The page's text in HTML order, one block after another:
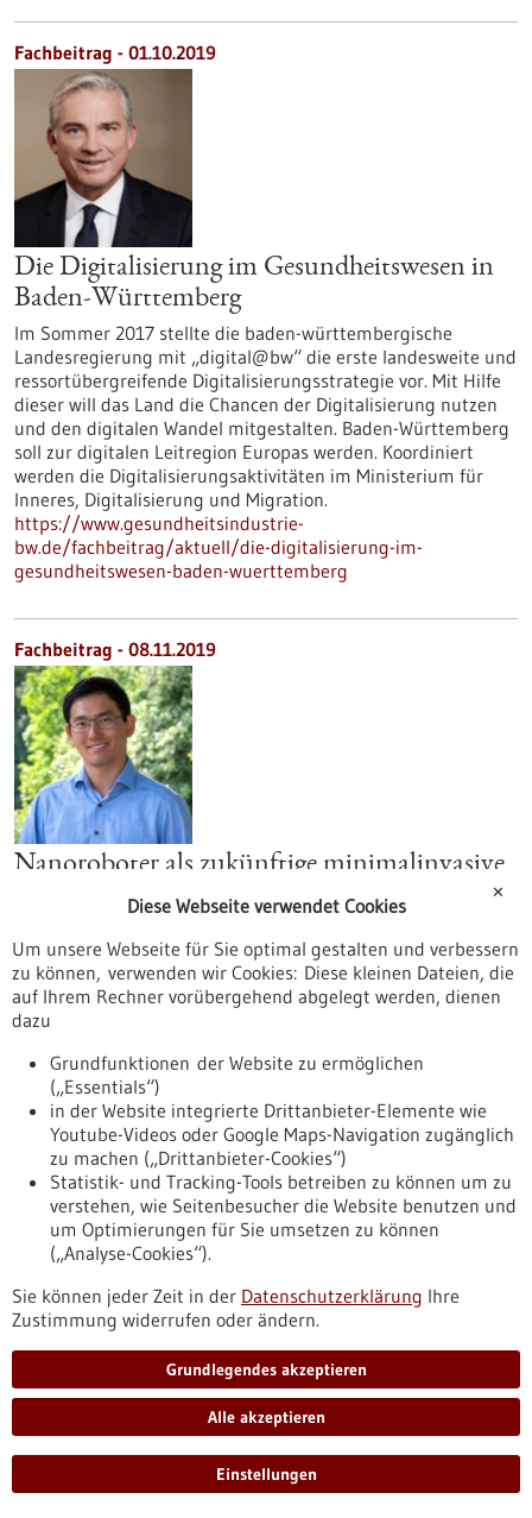
Fachbeitrag - 01.10.2019
Die Digitalisierung im Gesundheitswesen in
Baden-Württemberg
Im Sommer 2017 stellte die baden-württembergische
Landesregierung mit „digital@bw“ die erste landesweite und
ressortübergreifende Digitalisierungsstrategie vor. Mit Hilfe
dieser will das Land die Chancen der Digitalisierung nutzen
und den digitalen Wandel mitgestalten. Baden-Württemberg
soll zur digitalen Leitregion Europas werden. Koordiniert
werden die Digitalisierungsaktivitäten im Ministerium für
Inneres, Digitalisierung und Migration.
https://www.gesundheitsindustrie-
bw.de/fachbeitrag/aktuell/die-digitalisierung-im-
gesundheitswesen-baden-wuerttemberg
Fachbeitrag - 08.11.2019
Nanoroboter als zukünftige minimalinvasive
Werkzeuge fürs Auge
Beim Tropfen gelangt nur ein Bruchteil des Wirkstoffs ans
Ziel, auch per Injektion unterliegt die Verteilung mehr oder
weniger dem Zufall. Forscher des Stuttgarter Max-Planck-
Instituts für Intelligente Systeme haben einen Nanoroboter
Glaskörpers geleitet werden kann und mit Wirkstoffen für
Augenerkrankungen beladen werden könnte.
https://www.gesundheitsindustrie-
bw.de/fachbeitrag/aktuell/nanoroboter-als-zukuenftige-
minimal-invasive-werkzeuge-fuers-auge
Dossier - 06.12.2019
Mikrobiom: Menschliche Gesundheit eng mit
Mikroben-WG vernetzt
✕
Diese Webseite verwendet Cookies
Um unsere Webseite für Sie optimal gestalten und verbessern
zu können, verwenden wir Cookies: Diese kleinen Dateien, die
auf Ihrem Rechner vorübergehend abgelegt werden, dienen
dazu
Grundfunktionen der Website zu ermöglichen
(„Essentials“)
in der Website integrierte Drittanbieter-Elemente wie
Youtube-Videos oder Google Maps-Navigation zugänglich
zu machen („Drittanbieter-Cookies“)
Statistik- und Tracking-Tools betreiben zu können um zu
verstehen, wie Seitenbesucher die Website benutzen und
um Optimierungen für Sie umsetzen zu können
(„Analyse-Cookies“).
Sie können jeder Zeit in der Datenschutzerklärung Ihre
Zustimmung widerrufen oder ändern.
Grundlegendes akzeptieren
Alle akzeptieren
Einstellungen